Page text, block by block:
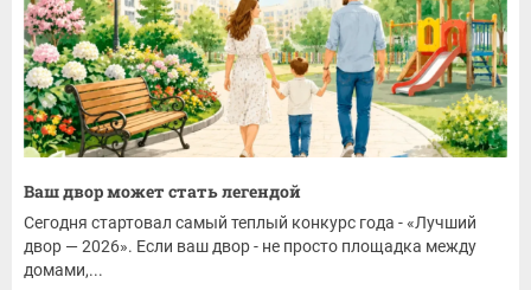
Ваш двор может стать легендой
Сегодня стартовал самый теплый конкурс года - «Лучший
двор — 2026». Если ваш двор - не просто площадка между
домами,...